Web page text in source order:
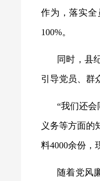
作为，落实全
100%。
同时，县
引导党员、群
“我们还
义务等方面的
料4000余份，
随着党风